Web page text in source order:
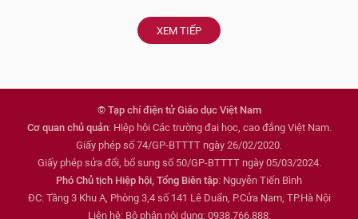
XEM TIẾP
© Tạp chí điện tử Giáo dục Việt Nam
Cơ quan chủ quản: Hiệp hội Các trường đại học, cao đẳng Việt Nam.
Giấy phép số 74/GP-BTTTT ngày 26/02/2020.
Giấy phép sửa đổi, bổ sung số 50/GP-BTTTT ngày 05/03/2024.
Phó Chủ tịch Hiệp hội, Tổng Biên tập: Nguyễn Tiến Bình
ĐC: Tầng 3 Khu A, Phòng 3,4 số 141 Lê Duẩn, P.Cửa Nam, TP.Hà Nội
Liên hệ: Bộ phận nội dung: 0938.766.888;